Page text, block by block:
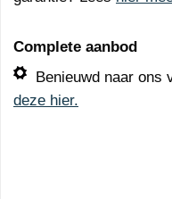
Complete aanbod
Benieuwd naar ons
deze hier.